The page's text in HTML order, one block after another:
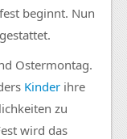
beginnt. Nun
Ostermontag.
Kinder ihre
zu
wird das